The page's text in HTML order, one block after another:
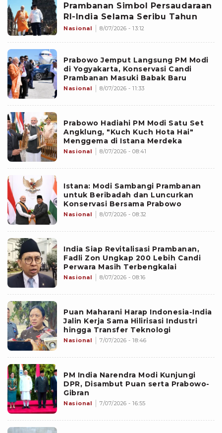
Prambanan Simbol Persaudaraan
RI-India Selama Seribu Tahun
Nasional 8/07/2026 - 13:12
Prabowo Jemput Langsung PM Modi
di Yogyakarta, Konservasi Candi
Prambanan Masuki Babak Baru
Nasional 8/07/2026 - 11:33
Prabowo Hadiahi PM Modi Satu Set
Angklung, "Kuch Kuch Hota Hai"
Menggema di Istana Merdeka
Nasional 8/07/2026 - 08:41
Istana: Modi Sambangi Prambanan
untuk Beribadah dan Luncurkan
Konservasi Bersama Prabowo
Nasional 8/07/2026 - 08:32
India Siap Revitalisasi Prambanan,
Fadli Zon Ungkap 200 Lebih Candi
Perwara Masih Terbengkalai
Nasional 8/07/2026 - 08:16
Puan Maharani Harap Indonesia-India
Jalin Kerja Sama Hilirisasi Industri
hingga Transfer Teknologi
Nasional 7/07/2026 - 18:46
PM India Narendra Modi Kunjungi
DPR, Disambut Puan serta Prabowo-
Gibran
Nasional 7/07/2026 - 16:55